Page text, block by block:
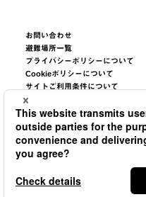
お問い合わせ
避難場所一覧
プライバシーポリシーについて
Cookieポリシーについて
サイトご利用条件について
サイトマップ
©2026
TSUNEISHI GROUP